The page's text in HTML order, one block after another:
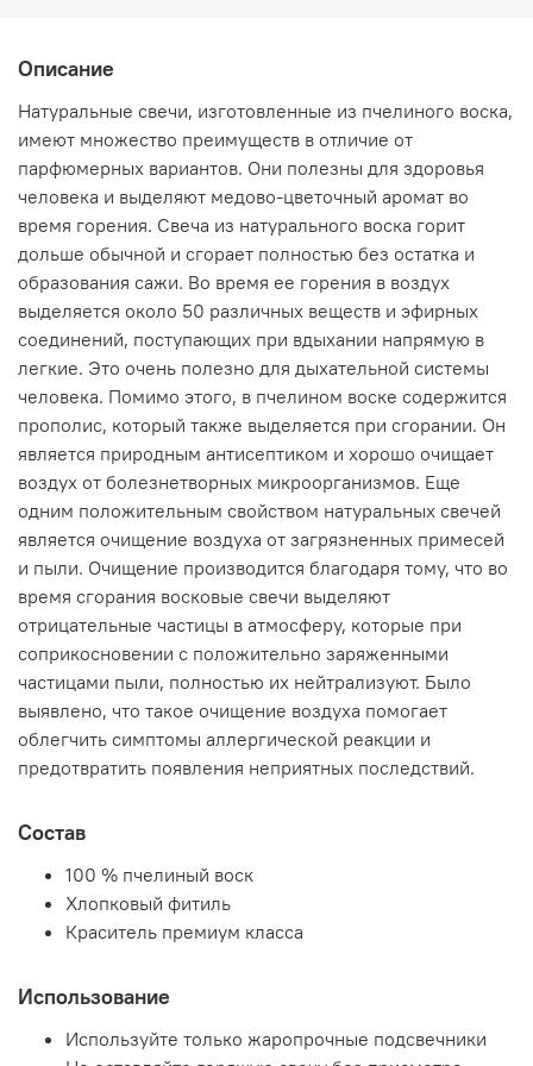
Описание
Натуральные свечи, изготовленные из пчелиного воска,
имеют множество преимуществ в отличие от
парфюмерных вариантов. Они полезны для здоровья
человека и выделяют медово-цветочный аромат во
время горения. Свеча из натурального воска горит
дольше обычной и сгорает полностью без остатка и
образования сажи. Во время ее горения в воздух
выделяется около 50 различных веществ и эфирных
соединений, поступающих при вдыхании напрямую в
легкие. Это очень полезно для дыхательной системы
человека. Помимо этого, в пчелином воске содержится
прополис, который также выделяется при сгорании. Он
является природным антисептиком и хорошо очищает
воздух от болезнетворных микроорганизмов. Еще
одним положительным свойством натуральных свечей
является очищение воздуха от загрязненных примесей
и пыли. Очищение производится благодаря тому, что во
время сгорания восковые свечи выделяют
отрицательные частицы в атмосферу, которые при
соприкосновении с положительно заряженными
частицами пыли, полностью их нейтрализуют. Было
выявлено, что такое очищение воздуха помогает
облегчить симптомы аллергической реакции и
предотвратить появления неприятных последствий.
Состав
100 % пчелиный воск
Хлопковый фитиль
Краситель премиум класса
Использование
Используйте только жаропрочные подсвечники